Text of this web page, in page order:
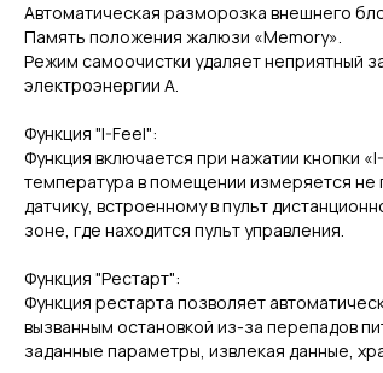
Автоматическая разморозка внешнего
Память положения жалюзи «Memory».
Режим самоочистки удаляет неприятный
электроэнергии А.
Функция "I-Feel":
Функция включается при нажатии кнопки
температура в помещении измеряется не
датчику, встроенному в пульт
зоне, где находится пульт управления.
Функция "Рестарт":
Функция рестарта позволяет
вызванным остановкой из-за перепадов
заданные параметры, извлекая данные,